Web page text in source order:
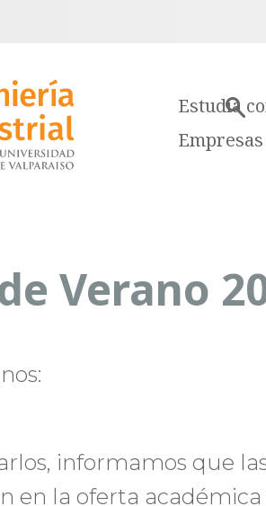
Estudia
Verano
informamos que
en la oferta